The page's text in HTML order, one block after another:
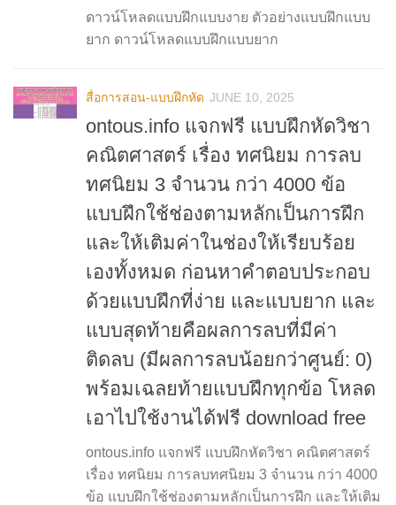
ดาวน์โหลดแบบฝึกแบบงาย ตัวอย่างแบบฝึกแบบ
ยาก ดาวน์โหลดแบบฝึกแบบยาก
สื่อการสอน-แบบฝึกหัด JUNE 10, 2025
ontous.info แจกฟรี แบบฝึกหัดวิชา
คณิตศาสตร์ เรื่อง ทศนิยม การลบ
ทศนิยม 3 จำนวน กว่า 4000 ข้อ
แบบฝึกใช้ช่องตามหลักเป็นการฝึก
และให้เติมค่าในช่องให้เรียบร้อย
เองทั้งหมด ก่อนหาคำตอบประกอบ
ด้วยแบบฝึกที่ง่าย และแบบยาก และ
แบบสุดท้ายคือผลการลบที่มีค่า
ติดลบ (มีผลการลบน้อยกว่าศูนย์: 0)
พร้อมเฉลยท้ายแบบฝึกทุกข้อ โหลด
เอาไปใช้งานได้ฟรี download free
ontous.info แจกฟรี แบบฝึกหัดวิชา คณิตศาสตร์
เรื่อง ทศนิยม การลบทศนิยม 3 จำนวน กว่า 4000
ข้อ แบบฝึกใช้ช่องตามหลักเป็นการฝึก และให้เติม